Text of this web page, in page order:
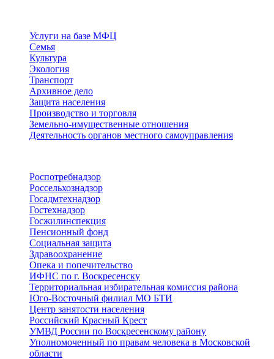
Услуги на базе МФЦ
Семья
Культура
Экология
Транспорт
Архивное дело
Защита населения
Производство и торговля
Земельно-имущественные отношения
Деятельность органов местного самоуправления
Роспотребнадзор
Россельхознадзор
Госадмтехнадзор
Гостехнадзор
Госжилинспекция
Пенсионный фонд
Социальная защита
Здравоохранение
Опека и попечительство
ИФНС по г. Воскресенску
Территориальная избирательная комиссия района
Юго-Восточный филиал МО БТИ
Центр занятости населения
Российский Красный Крест
УМВД России по Воскресенскому району
Уполномоченный по правам человека в Московской
области